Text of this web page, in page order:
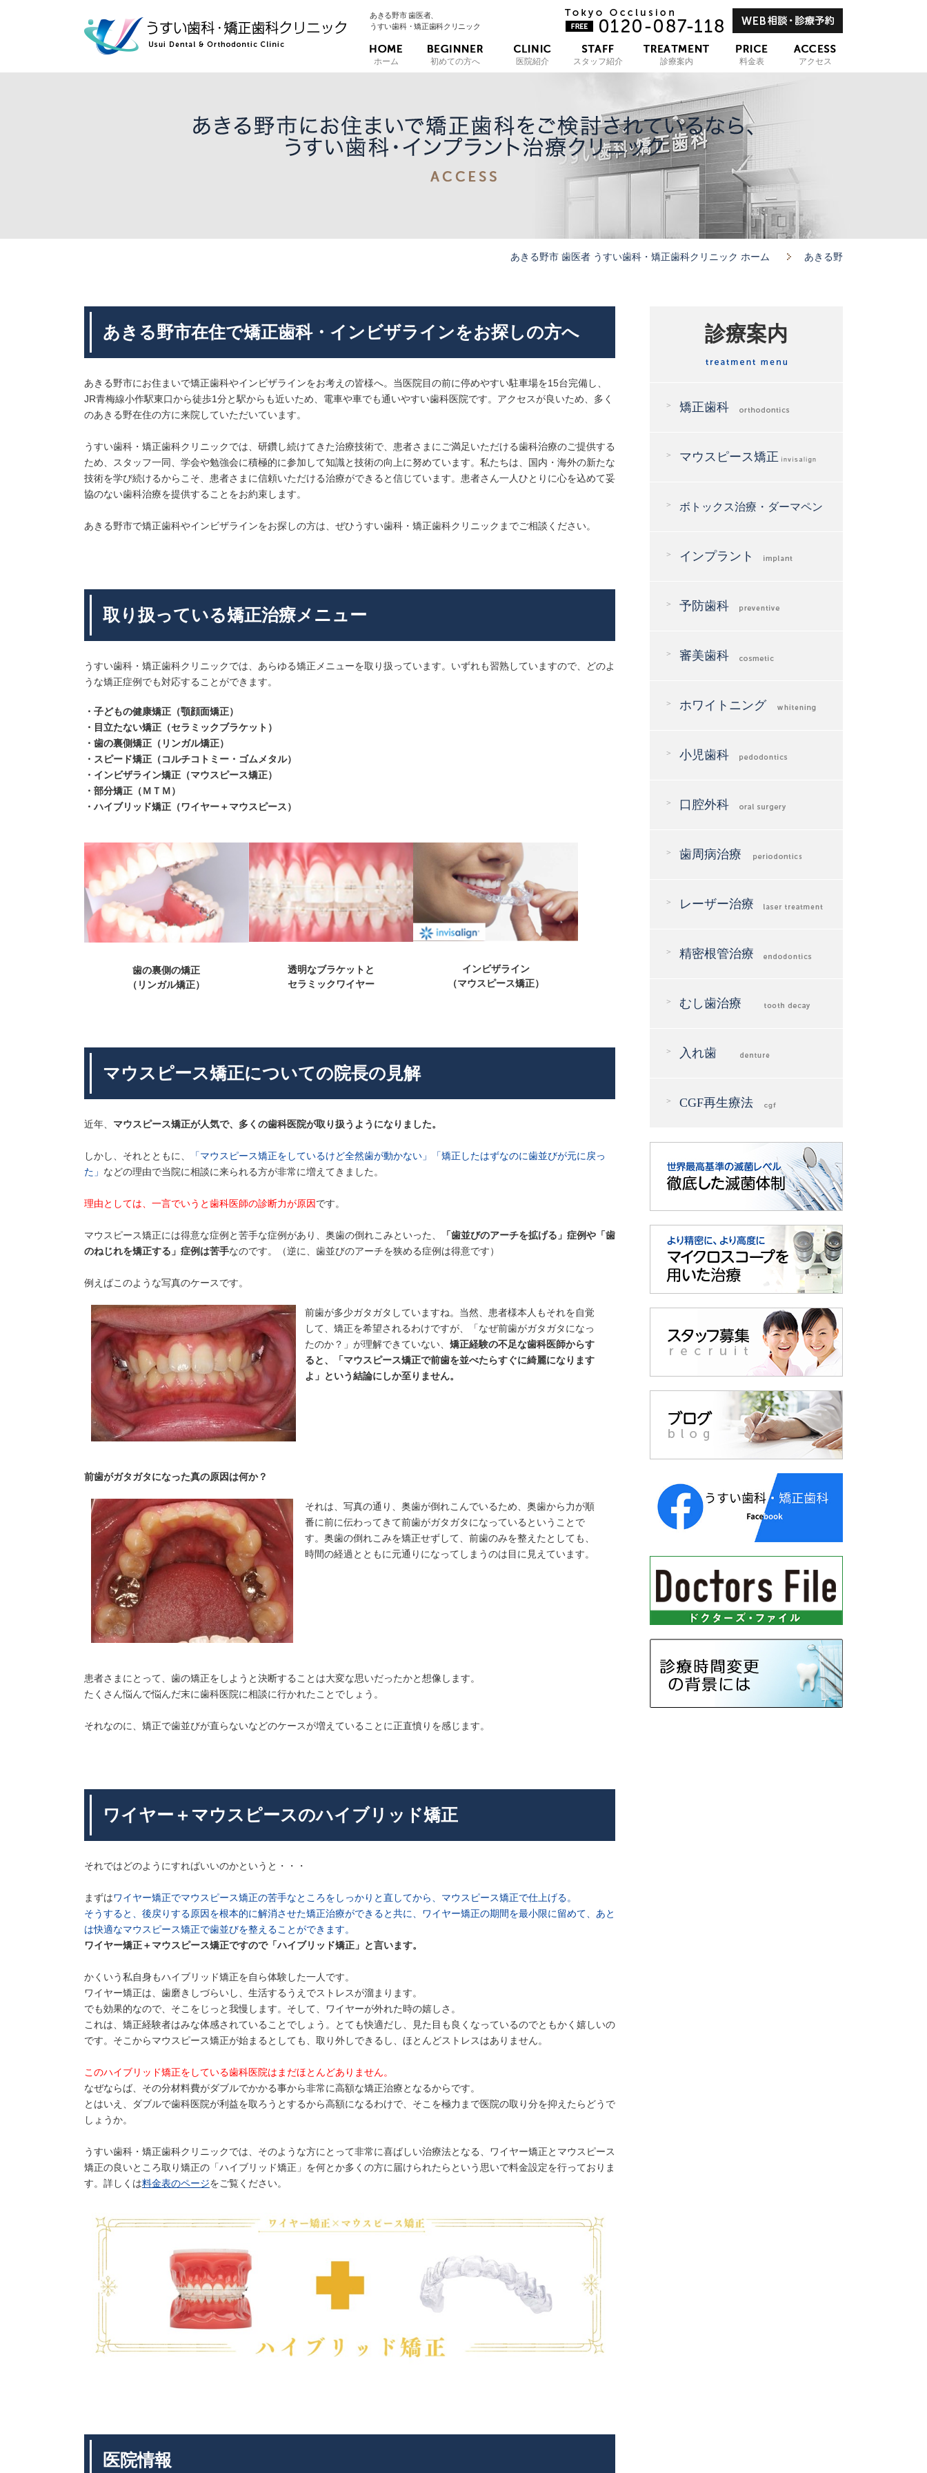
あきる野市 歯医者、
うすい歯科・矯正歯科クリニック
ホーム 初めての方へ 医院紹介 スタッフ紹介 診療案内 料金表 アクセス
あきる野市 歯医者 うすい歯科・矯正歯科クリニック ホーム あきる野
あきる野市在住で矯正歯科・インビザラインをお探しの方へ
あきる野市にお住まいで矯正歯科やインビザラインをお考えの皆様へ。当医院目の前に停めやすい駐車場を15台完備し、
JR青梅線小作駅東口から徒歩1分と駅からも近いため、電車や車でも通いやすい歯科医院です。アクセスが良いため、多く
のあきる野在住の方に来院していただいています。
うすい歯科・矯正歯科クリニックでは、研鑽し続けてきた治療技術で、患者さまにご満足いただける歯科治療のご提供する
ため、スタッフ一同、学会や勉強会に積極的に参加して知識と技術の向上に努めています。私たちは、国内・海外の新たな
技術を学び続けるからこそ、患者さまに信頼いただける治療ができると信じています。患者さん一人ひとりに心を込めて妥
協のない歯科治療を提供することをお約束します。
あきる野市で矯正歯科やインビザラインをお探しの方は、ぜひうすい歯科・矯正歯科クリニックまでご相談ください。
取り扱っている矯正治療メニュー
うすい歯科・矯正歯科クリニックでは、あらゆる矯正メニューを取り扱っています。いずれも習熟していますので、どのよ
うな矯正症例でも対応することができます。
・子どもの健康矯正（顎顔面矯正）
・目立たない矯正（セラミックブラケット）
・歯の裏側矯正（リンガル矯正）
・スピード矯正（コルチコトミー・ゴムメタル）
・インビザライン矯正（マウスピース矯正）
・部分矯正（ＭＴＭ）
・ハイブリッド矯正（ワイヤー＋マウスピース）
歯の裏側の矯正
（リンガル矯正）
透明なブラケットと
セラミックワイヤー
インビザライン
（マウスピース矯正）
マウスピース矯正についての院長の見解
近年、 マウスピース矯正が人気で、多くの歯科医院が取り扱うようになりました。
しかし、それとともに、
「マウスピース矯正をしているけど全然歯が動かない」「矯正したはずなのに歯並びが元に戻っ
た」 などの理由で当院に相談に来られる方が非常に増えてきました。
理由としては、一言でいうと歯科医師の診断力が原因です。
マウスピース矯正には得意な症例と苦手な症例があり、奥歯の倒れこみといった、
「歯並びのアーチを拡げる」症例や「歯
のねじれを矯正する」症例は苦手なのです。（逆に、歯並びのアーチを狭める症例は得意です）
例えばこのような写真のケースです。
前歯が多少ガタガタしていますね。当然、患者様本人もそれを自覚
して、矯正を希望されるわけですが、「なぜ前歯がガタガタになっ
たのか？」が理解できていない、 矯正経験の不足な歯科医師からす
ると、「マウスピース矯正で前歯を並べたらすぐに綺麗になります
よ」という結論にしか至りません。
前歯がガタガタになった真の原因は何か？
それは、写真の通り、奥歯が倒れこんでいるため、奥歯から力が順
番に前に伝わってきて前歯がガタガタになっているということで
す。奥歯の倒れこみを矯正せずして、前歯のみを整えたとしても、
時間の経過とともに元通りになってしまうのは目に見えています。
患者さまにとって、歯の矯正をしようと決断することは大変な思いだったかと想像します。
たくさん悩んで悩んだ末に歯科医院に相談に行かれたことでしょう。
それなのに、矯正で歯並びが直らないなどのケースが増えていることに正直憤りを感じます。
ワイヤー＋マウスピースのハイブリッド矯正
それではどのようにすればいいのかというと・・・
まずはワイヤー矯正でマウスピース矯正の苦手なところをしっかりと直してから、マウスピース矯正で仕上げる。
そうすると、後戻りする原因を根本的に解消させた矯正治療ができると共に、ワイヤー矯正の期間を最小限に留めて、あと
は快適なマウスピース矯正で歯並びを整えることができます。
ワイヤー矯正＋マウスピース矯正ですので「ハイブリッド矯正」と言います。
かくいう私自身もハイブリッド矯正を自ら体験した一人です。
ワイヤー矯正は、歯磨きしづらいし、生活するうえでストレスが溜まります。
でも効果的なので、そこをじっと我慢します。そして、ワイヤーが外れた時の嬉しさ。
これは、矯正経験者はみな体感されていることでしょう。とても快適だし、見た目も良くなっているのでともかく嬉しいの
です。そこからマウスピース矯正が始まるとしても、取り外しできるし、ほとんどストレスはありません。
このハイブリッド矯正をしている歯科医院はまだほとんどありません。
なぜならば、その分材料費がダブルでかかる事から非常に高額な矯正治療となるからです。
とはいえ、ダブルで歯科医院が利益を取ろうとするから高額になるわけで、そこを極力まで医院の取り分を抑えたらどうで
しょうか。
うすい歯科・矯正歯科クリニックでは、そのような方にとって非常に喜ばしい治療法となる、ワイヤー矯正とマウスピース
矯正の良いところ取り矯正の「ハイブリッド矯正」を何とか多くの方に届けられたらという思いで料金設定を行っておりま
す。詳しくは料金表のページをご覧ください。
医院情報
診療案内
矯正歯科
マウスピース矯正
ボトックス治療・ダーマペン
インプラント
予防歯科
審美歯科
ホワイトニング
小児歯科
口腔外科
歯周病治療
レーザー治療
精密根管治療
むし歯治療
入れ歯
CGF再生療法